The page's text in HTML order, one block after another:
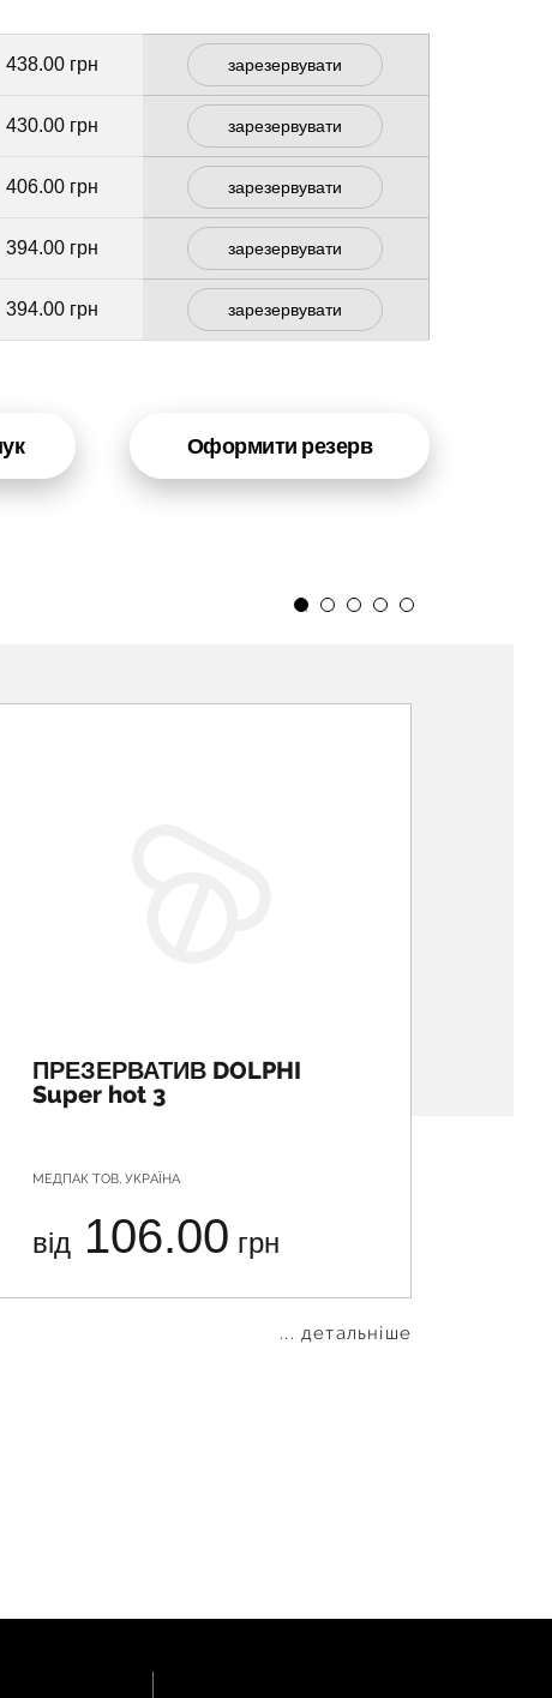
438.00 грн зарезервувати
430.00 грн зарезервувати
406.00 грн зарезервувати
394.00 грн зарезервувати
394.00 грн зарезервувати
Оформити резерв
ПРЕЗЕРВАТИВ DOLPHI
Super hot 3
МЕДПАК ТОВ, УКРАЇНА
від 106.00 грн
... детальніше